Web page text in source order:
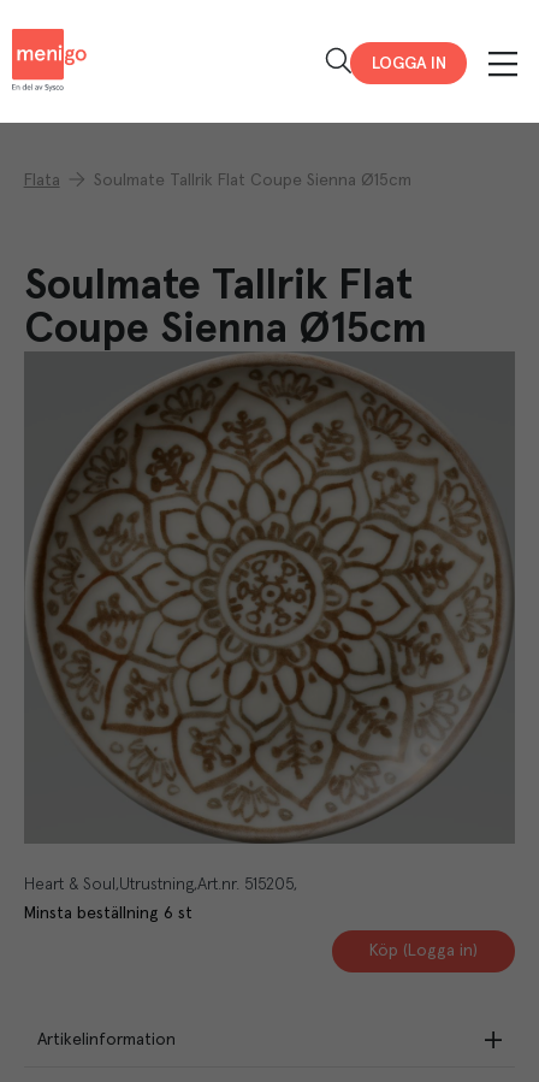
LOGGA IN
Flata Soulmate Tallrik Flat Coupe Sienna Ø15cm
Soulmate Tallrik Flat
Coupe Sienna Ø15cm
Heart & Soul Utrustning Art.nr. 515205
Minsta beställning 6 st
Köp (Logga in)
Artikelinformation